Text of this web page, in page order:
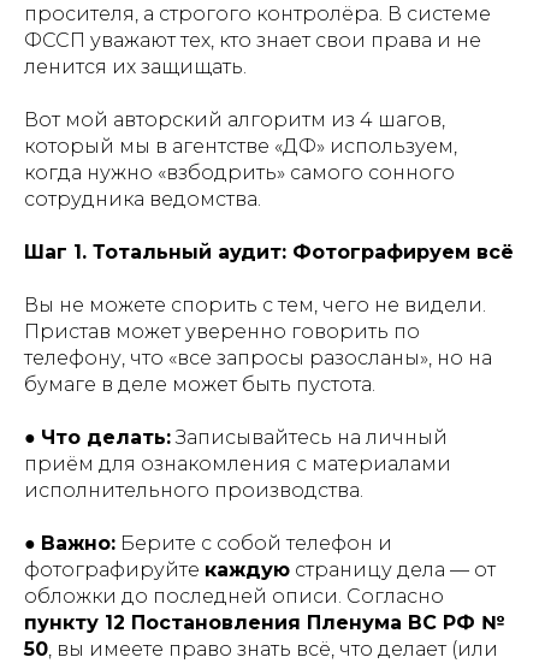
просителя, а строгого контролёра. В системе
ФССП уважают тех, кто знает свои права и не
ленится их защищать.
Вот мой авторский алгоритм из 4 шагов,
который мы в агентстве «ДФ» используем,
когда нужно «взбодрить» самого сонного
сотрудника ведомства.
Шаг 1. Тотальный аудит: Фотографируем всё
Вы не можете спорить с тем, чего не видели.
Пристав может уверенно говорить по
телефону, что «все запросы разосланы», но на
бумаге в деле может быть пустота.
● Что делать:Записывайтесь на личный
приём для ознакомления с материалами
исполнительного производства.
● Важно: Берите с собой телефон и
фотографируйте каждую страницу дела — от
обложки до последней описи. Согласно
пункту 12 Постановления Пленума ВС РФ №
50, вы имеете право знать всё, что делает (или